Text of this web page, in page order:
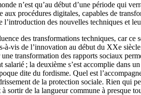
n’est qu’au début d’une période qui
procédures digitales, capables de
des nouvelles techniques et
des transformations techniques, car
à-vis de l’innovation au début du XXe
transformation des rapports sociaux
; la deuxième s’est accomplie dans
dite du fordisme. Quel est
de la protection sociale. Rien qui
de la langueur commune à presque